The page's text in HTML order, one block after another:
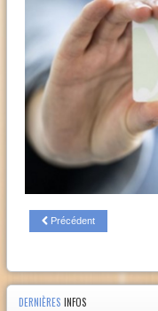
Précédent
DERNIÈRES INFOS